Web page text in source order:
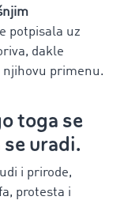
potpisala uz
dakle
primenu.
toga se
uradi.
i prirode,
protesta i